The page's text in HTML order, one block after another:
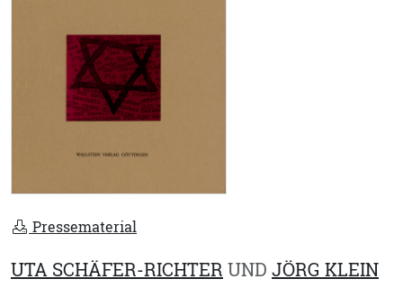
Pressematerial
UTA SCHÄFER-RICHTER UND JÖRG KLEIN